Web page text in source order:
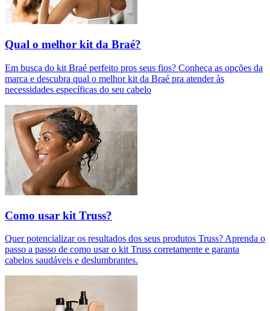
Qual o melhor kit da Braé?
Em busca do kit Braé perfeito pros seus fios? Conheça as opções da
marca e descubra qual o melhor kit da Braé pra atender às
necessidades específicas do seu cabelo
Como usar kit Truss?
Quer potencializar os resultados dos seus produtos Truss? Aprenda o
passo a passo de como usar o kit Truss corretamente e garanta
cabelos saudáveis e deslumbrantes.